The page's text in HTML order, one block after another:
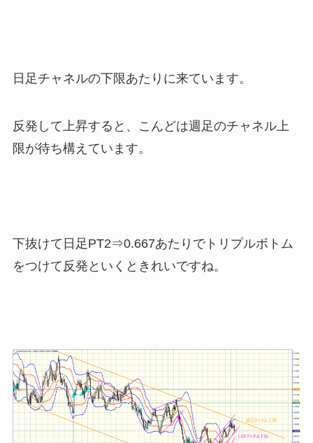
日足チャネルの下限あたりに来ています。
反発して上昇すると、こんどは週足のチャネル上
限が待ち構えています。
下抜けて日足PT2⇒0.667あたりでトリプルボトム
をつけて反発といくときれいですね。